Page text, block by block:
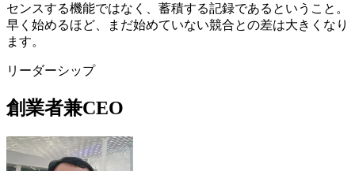
センスする機能ではなく、蓄積する記録であるということ。
早く始めるほど、まだ始めていない競合との差は大きくなり
ます。
リーダーシップ
創業者兼CEO